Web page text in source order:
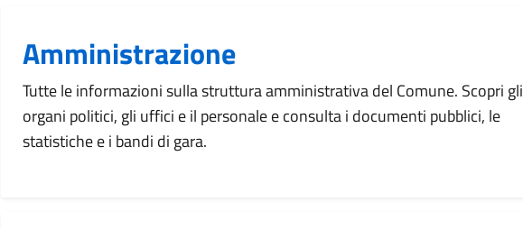
Amministrazione
Tutte le informazioni sulla struttura amministrativa del Comune. Scopri gli
organi politici, gli uffici e il personale e consulta i documenti pubblici, le
statistiche e i bandi di gara.